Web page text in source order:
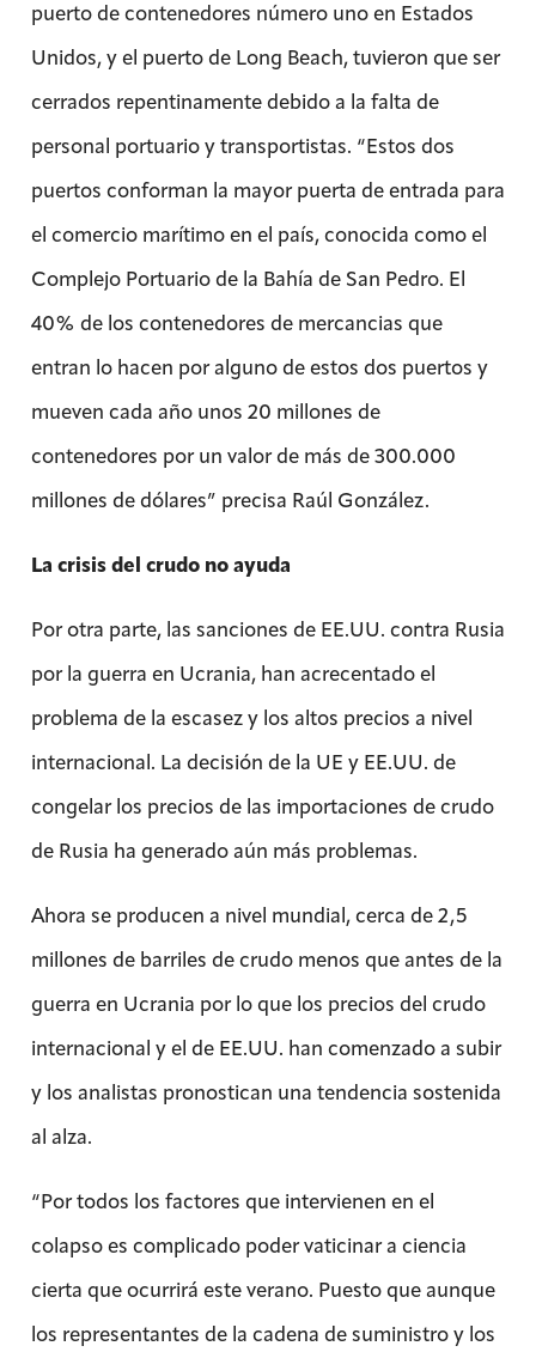
puerto de contenedores número uno en Estados
Unidos, y el puerto de Long Beach, tuvieron que ser
cerrados repentinamente debido a la falta de
personal portuario y transportistas. “Estos dos
puertos conforman la mayor puerta de entrada para
el comercio marítimo en el país, conocida como el
Complejo Portuario de la Bahía de San Pedro. El
40% de los contenedores de mercancias que
entran lo hacen por alguno de estos dos puertos y
mueven cada año unos 20 millones de
contenedores por un valor de más de 300.000
millones de dólares” precisa Raúl González.
La crisis del crudo no ayuda
Por otra parte, las sanciones de EE.UU. contra Rusia
por la guerra en Ucrania, han acrecentado el
problema de la escasez y los altos precios a nivel
internacional. La decisión de la UE y EE.UU. de
congelar los precios de las importaciones de crudo
de Rusia ha generado aún más problemas.
Ahora se producen a nivel mundial, cerca de 2,5
millones de barriles de crudo menos que antes de la
guerra en Ucrania por lo que los precios del crudo
internacional y el de EE.UU. han comenzado a subir
y los analistas pronostican una tendencia sostenida
al alza.
“Por todos los factores que intervienen en el
colapso es complicado poder vaticinar a ciencia
cierta que ocurrirá este verano. Puesto que aunque
los representantes de la cadena de suministro y los